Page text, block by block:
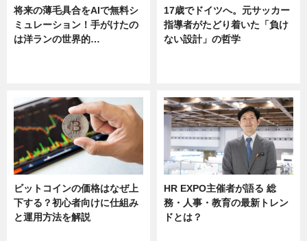
将来の薄毛具合をAIで無料シ
ミュレーション！手がけたの
は洋ランの世界的…
17歳でドイツへ。元サッカー
指導者がたどり着いた「負け
ない設計」の哲学
ビットコインの価格はなぜ上
下する？初心者向けに仕組み
と運用方法を解説
HR EXPO主催者が語る 総
務・人事・教育の最新トレン
ドとは？